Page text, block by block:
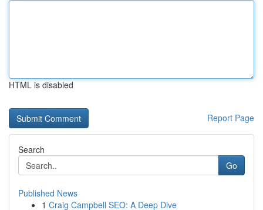
HTML is disabled
Report Page
Search
Go
Published News
1 Craig Campbell SEO: A Deep Dive